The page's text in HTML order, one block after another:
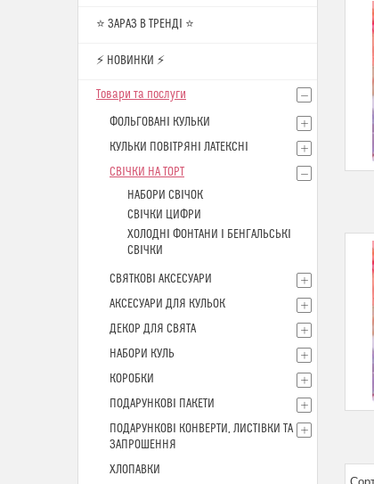
⭐️ ЗАРАЗ В ТРЕНДІ ⭐️
⚡ НОВИНКИ ⚡
Товари та послуги
ФОЛЬГОВАНІ КУЛЬКИ
КУЛЬКИ ПОВІТРЯНІ ЛАТЕКСНІ
СВІЧКИ НА ТОРТ
НАБОРИ СВІЧОК
СВІЧКИ ЦИФРИ
ХОЛОДНІ ФОНТАНИ І БЕНГАЛЬСЬКІ
СВІЧКИ
СВЯТКОВІ АКСЕСУАРИ
АКСЕСУАРИ ДЛЯ КУЛЬОК
ДЕКОР ДЛЯ СВЯТА
НАБОРИ КУЛЬ
КОРОБКИ
ПОДАРУНКОВІ ПАКЕТИ
ПОДАРУНКОВІ КОНВЕРТИ, ЛИСТІВКИ ТА
ЗАПРОШЕННЯ
ХЛОПАВКИ